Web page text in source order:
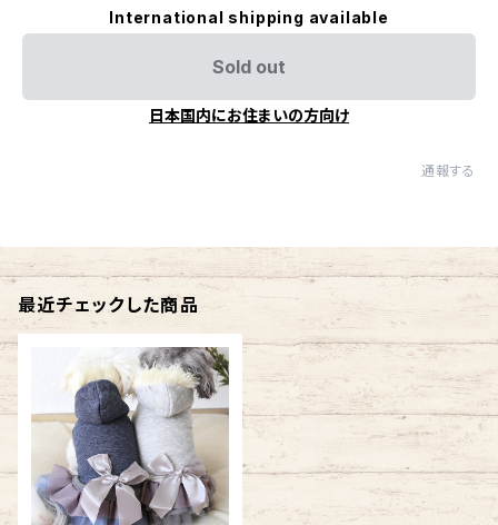
International shipping available
Sold out
日本国内にお住まいの方向け
通報する
最近チェックした商品